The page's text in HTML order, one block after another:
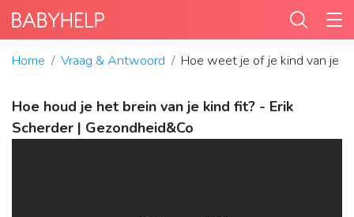
Home Vraag & Antwoord Hoe weet je of je kind van je
Hoe houd je het brein van je kind fit? - Erik
Scherder | Gezondheid&Co